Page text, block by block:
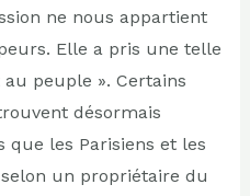
ne nous appartient
Elle a pris une telle
peuple ». Certains
désormais
que les Parisiens et les
un propriétaire du